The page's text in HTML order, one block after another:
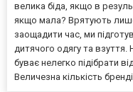
велика біда, якщо в
якщо мала? Врятують
заощадити час, ми
дитячого одягу та
буває нелегко підібрати
Величезна кількість